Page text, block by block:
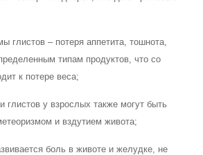
глистов – потеря аппетита, тошнота,
типам продуктов, что со
к потере веса;
глистов у взрослых также могут быть
и вздутием живота;
боль в животе и желудке, не